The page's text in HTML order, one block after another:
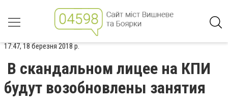
17:47, 18 березня 2018 р.
В скандальном лицее на КПИ
будут возобновлены занятия